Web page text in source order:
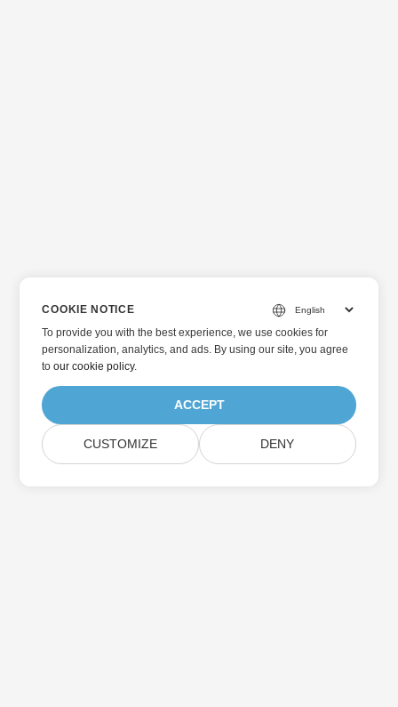
COOKIE NOTICE
To provide you with the best experience, we use cookies for
personalization, analytics, and ads. By using our site, you agree
toour cookie policy.
ACCEPT
CUSTOMIZE DENY